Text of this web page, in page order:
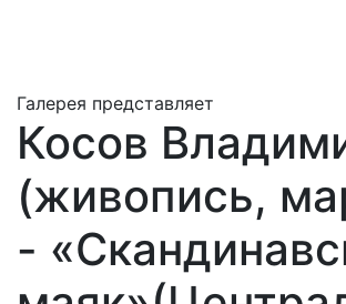
Галерея представляет
Косов
(живопись,
-